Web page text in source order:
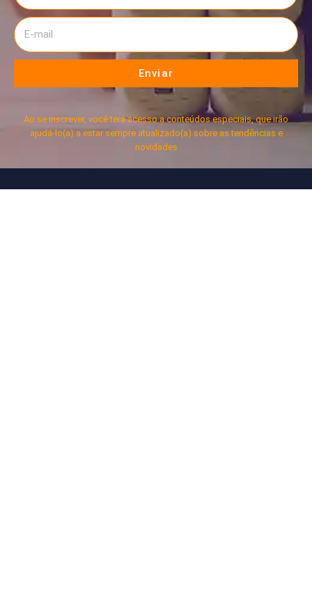
Enviar
Ao se inscrever, você terá acesso a conteúdos especiais, que irão
ajudá-lo(a) a estar sempre atualizado(a) sobre as tendências e
novidades